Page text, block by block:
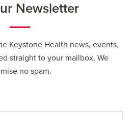
Newsletter
Keystone Health news, events,
straight to your mailbox. We
no spam.